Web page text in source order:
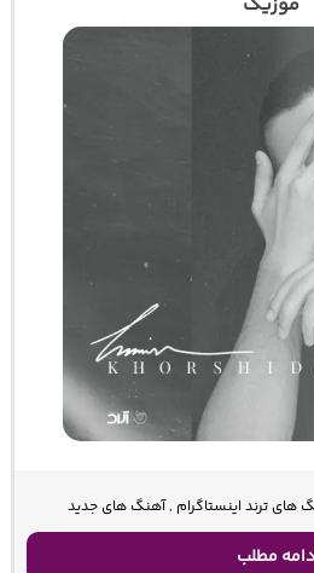
های ترند اینستاگرام , آهنگ های جدید
مطلب